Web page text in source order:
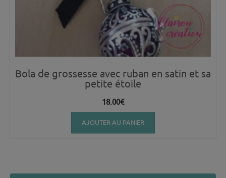
Bola de grossesse avec ruban en satin et sa
petite étoile
18.00€
AJOUTER AU PANIER